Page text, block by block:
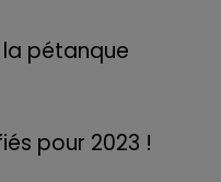
pétanque
pour 2023 !